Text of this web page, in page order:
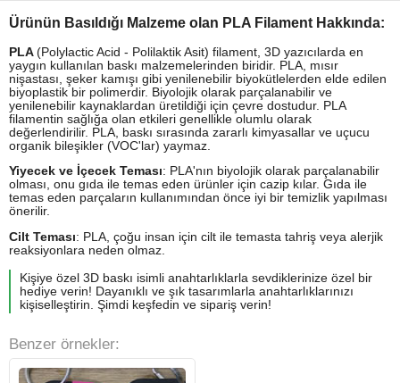
Ürünün Basıldığı Malzeme olan PLA Filament Hakkında:
PLA (Polylactic Acid - Polilaktik Asit) filament, 3D yazıcılarda en
yaygın kullanılan baskı malzemelerinden biridir. PLA, mısır
nişastası, şeker kamışı gibi yenilenebilir biyokütlelerden elde edilen
biyoplastik bir polimerdir. Biyolojik olarak parçalanabilir ve
yenilenebilir kaynaklardan üretildiği için çevre dostudur. PLA
filamentin sağlığa olan etkileri genellikle olumlu olarak
değerlendirilir. PLA, baskı sırasında zararlı kimyasallar ve uçucu
organik bileşikler (VOC'lar) yaymaz.
Yiyecek ve İçecek Teması: PLA'nın biyolojik olarak parçalanabilir
olması, onu gıda ile temas eden ürünler için cazip kılar. Gıda ile
temas eden parçaların kullanımından önce iyi bir temizlik yapılması
önerilir.
Cilt Teması: PLA, çoğu insan için cilt ile temasta tahriş veya alerjik
reaksiyonlara neden olmaz.
Kişiye özel 3D baskı isimli anahtarlıklarla sevdiklerinize özel bir
hediye verin! Dayanıklı ve şık tasarımlarla anahtarlıklarınızı
kişiselleştirin. Şimdi keşfedin ve sipariş verin!
Benzer örnekler: